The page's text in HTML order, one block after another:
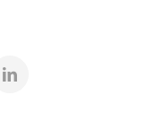
LinkedIn